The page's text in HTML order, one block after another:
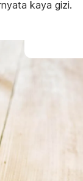
kaya gizi.